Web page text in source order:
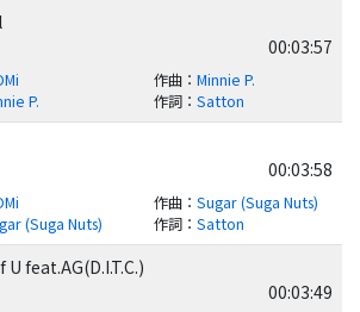
00:03:57
作曲： Minnie P.
P. 作詞： Satton
00:03:58
作曲： Sugar (Suga Nuts)
(Suga Nuts) 作詞： Satton
feat.AG(D.I.T.C.)
00:03:49